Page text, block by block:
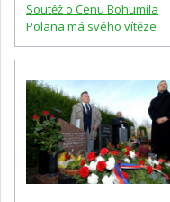
Soutěž o Cenu Bohumila
Polana má svého vítěze